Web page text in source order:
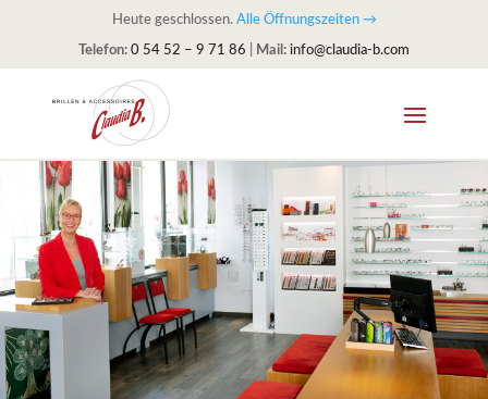
Heute geschlossen. Alle Öffnungszeiten →
Telefon: 0 54 52 – 9 71 86 Mail: info@claudia-b.com